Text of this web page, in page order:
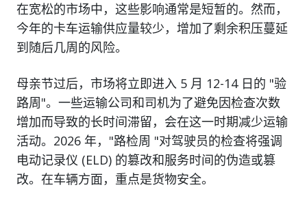
在宽松的市场中，这些影响通常是短暂的。然而，
今年的卡车运输供应量较少，增加了剩余积压蔓延
到随后几周的风险。
母亲节过后，市场将立即进入 5 月 12-14 日的 "验
路周"。一些运输公司和司机为了避免因检查次数
增加而导致的长时间滞留，会在这一时期减少运输
活动。2026 年，"路检周 "对驾驶员的检查将强调
电动记录仪 (ELD) 的篡改和服务时间的伪造或篡
改。在车辆方面，重点是货物安全。